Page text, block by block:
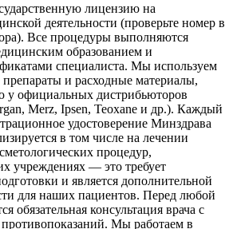
лицензию на
деятельности (проверьте номер в
Все процедуры выполняются
образованием и
специалиста. Мы используем
и расходные материалы,
у официальных дистрибьюторов
Merz, Ipsen, Teoxane и др.). Каждый
удостоверение Минздрава
в том числе на лечении
процедур,
учреждениях — это требует
и является дополнительной
для наших пациентов. Перед любой
обязательная консультация врача с
Мы работаем в